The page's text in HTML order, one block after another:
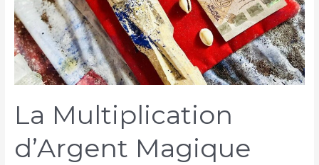
La Multiplication
d’Argent Magique